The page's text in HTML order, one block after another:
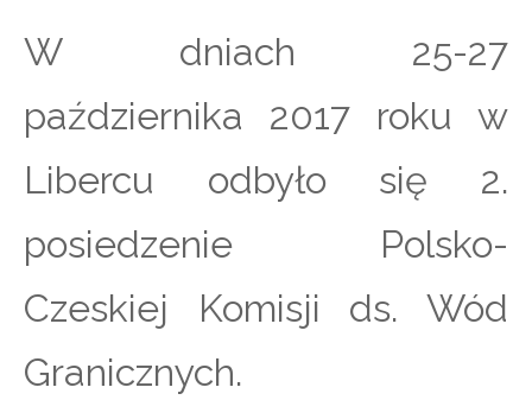
W dniach 25-27
października 2017 roku w
Libercu odbyło się 2.
posiedzenie Polsko-
Czeskiej Komisji ds. Wód
Granicznych.